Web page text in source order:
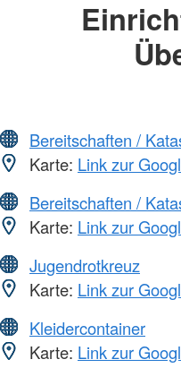
Bereitschaften /
Karte: Link zur
Bereitschaften /
Karte: Link zur
Jugendrotkreuz
Karte: Link zur
Kleidercontainer
Karte: Link zur